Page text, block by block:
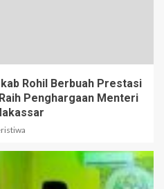
Rohil Berbuah Prestasi
Penghargaan Menteri